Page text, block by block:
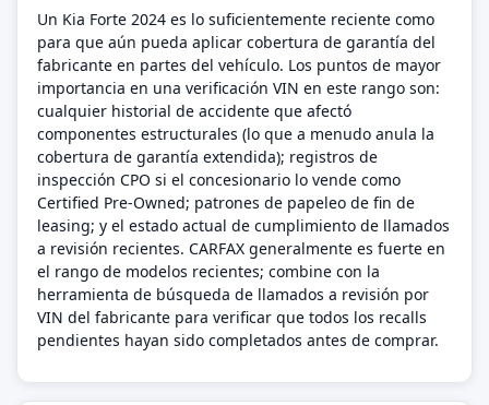
Un Kia Forte 2024 es lo suficientemente reciente como
para que aún pueda aplicar cobertura de garantía del
fabricante en partes del vehículo. Los puntos de mayor
importancia en una verificación VIN en este rango son:
cualquier historial de accidente que afectó
componentes estructurales (lo que a menudo anula la
cobertura de garantía extendida); registros de
inspección CPO si el concesionario lo vende como
Certified Pre-Owned; patrones de papeleo de fin de
leasing; y el estado actual de cumplimiento de llamados
a revisión recientes. CARFAX generalmente es fuerte en
el rango de modelos recientes; combine con la
herramienta de búsqueda de llamados a revisión por
VIN del fabricante para verificar que todos los recalls
pendientes hayan sido completados antes de comprar.